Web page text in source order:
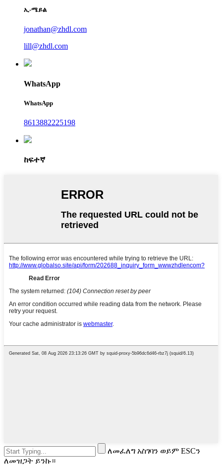
ኢ-ሜይል
jonathan@zhdl.com
lill@zhdl.com
WhatsApp
WhatsApp
8613882225198
ከፍተኛ
ለመፈለግ አስገባን ወይም ESCን
ለመዝጋት ይንኩ።